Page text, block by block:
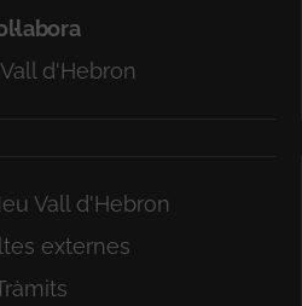
d'Hebron
Vall d'Hebron
externes